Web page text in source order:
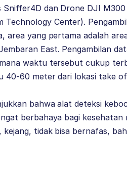
Sniffer4D dan Drone DJI
Technology Center).
area yang pertama adalah
East. Pengambilan
waktu tersebut cukup
40-60 meter dari lokasi take
bahwa alat deteksi
berbahaya bagi
tidak bisa bernafas,